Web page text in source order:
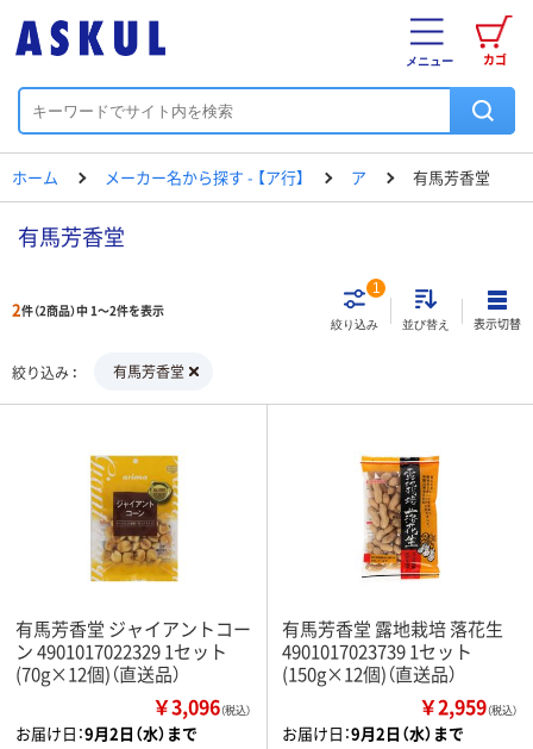
カゴ
メニュー
ホーム メーカー名から探す - 【ア行】 ア 有馬芳香堂
有馬芳香堂
2件（2商品）中 1～2件を表示
絞り込み
1
並び替え 表示切替
絞り込み 有馬芳香堂
有馬芳香堂 ジャイアントコー
ン 4901017022329 1セット
(70g×12個)（直送品）
￥3,096（税込）
お届け日：9月2日（水）まで
有馬芳香堂 露地栽培 落花生
4901017023739 1セット
(150g×12個)（直送品）
￥2,959（税込）
お届け日：9月2日（水）まで